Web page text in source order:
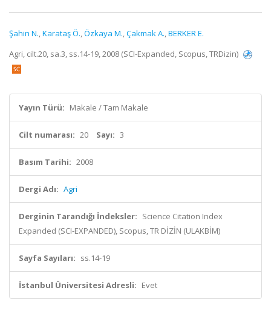
Şahin N.,Karataş Ö.,Özkaya M.,Çakmak A.,BERKER E.
Agri, cilt.20, sa.3, ss.14-19, 2008 (SCI-Expanded, Scopus, TRDizin)
Yayın Türü: Makale / Tam Makale
Cilt numarası: 20 Sayı: 3
Basım Tarihi: 2008
Dergi Adı: Agri
Derginin Tarandığı İndeksler: Science Citation Index
Expanded (SCI-EXPANDED), Scopus, TR DİZİN (ULAKBİM)
Sayfa Sayıları: ss.14-19
İstanbul Üniversitesi Adresli: Evet